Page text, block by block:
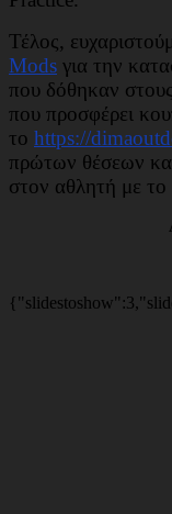
Τέλος,
Mods για την
που δόθηκαν
που προσφέρει
το https://
πρώτων θέσεων
στον αθλητή με το